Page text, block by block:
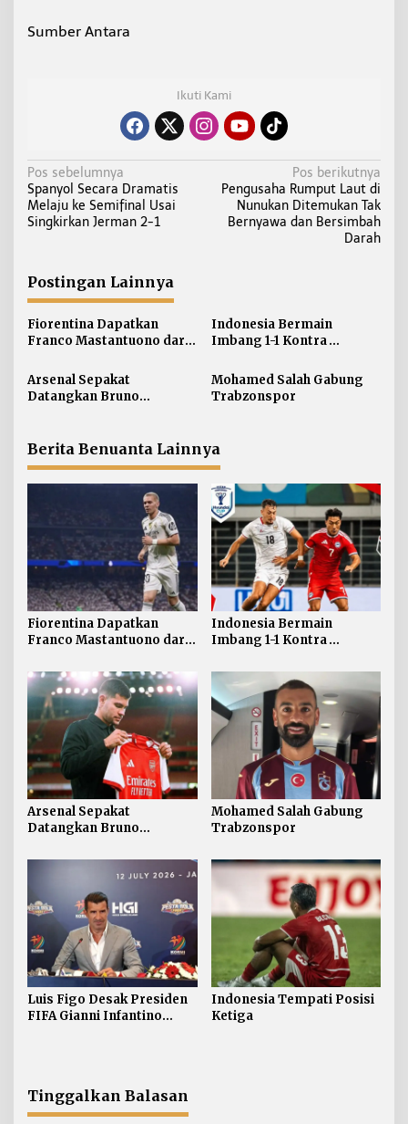
Sumber Antara
Ikuti Kami
N
a
v
a
s
i
p
o
s
Pos sebelumnya
Spanyol Secara Dramatis
Melaju ke Semifinal Usai
Singkirkan Jerman 2-1
Pos berikutnya
Pengusaha Rumput Laut di
Nunukan Ditemukan Tak
Bernyawa dan Bersimbah
Darah
Postingan Lainnya
Fiorentina Dapatkan
Franco Mastantuono dari
Indonesia Bermain
Imbang 1-1 Kontra
Arsenal Sepakat
Datangkan Bruno
Mohamed Salah Gabung
Trabzonspor
Berita Benuanta Lainnya
Fiorentina Dapatkan
Franco Mastantuono dari
Indonesia Bermain
Imbang 1-1 Kontra
Arsenal Sepakat
Datangkan Bruno
Mohamed Salah Gabung
Trabzonspor
Luis Figo Desak Presiden
FIFA Gianni Infantino
Indonesia Tempati Posisi
Ketiga
Tinggalkan Balasan